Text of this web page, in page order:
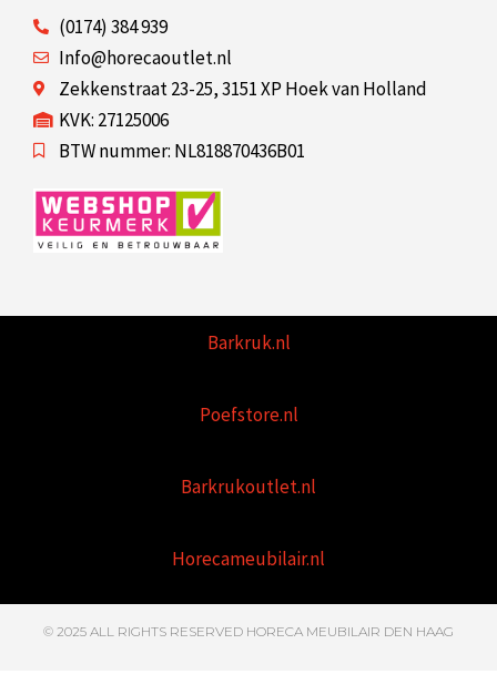
(0174) 384 939
Info@horecaoutlet.nl
Zekkenstraat 23-25, 3151 XP Hoek van Holland
KVK: 27125006
BTW nummer: NL818870436B01
Barkruk.nl
Poefstore.nl
Barkrukoutlet.nl
Horecameubilair.nl
© 2025 ALL RIGHTS RESERVED HORECA MEUBILAIR DEN HAAG